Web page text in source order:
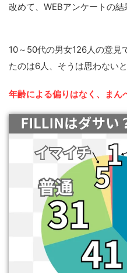
改めて、WEBアンケートの結
10～50代の男女126人の意見
たのは6人、そうは思わない
年齢による偏りはなく、まん